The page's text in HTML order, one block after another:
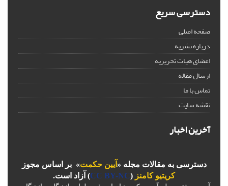
دسترسی سریع
صفحه اصلی
درباره نشریه
اعضای هیات تحریریه
ارسال مقاله
تماس با ما
نقشه سایت
آخرین اخبار
دسترسی به مقالات مجله « آیین حکمت» بر اساس مجوز
کریتیو کامنز (
CC BY-NC) آزاد است.